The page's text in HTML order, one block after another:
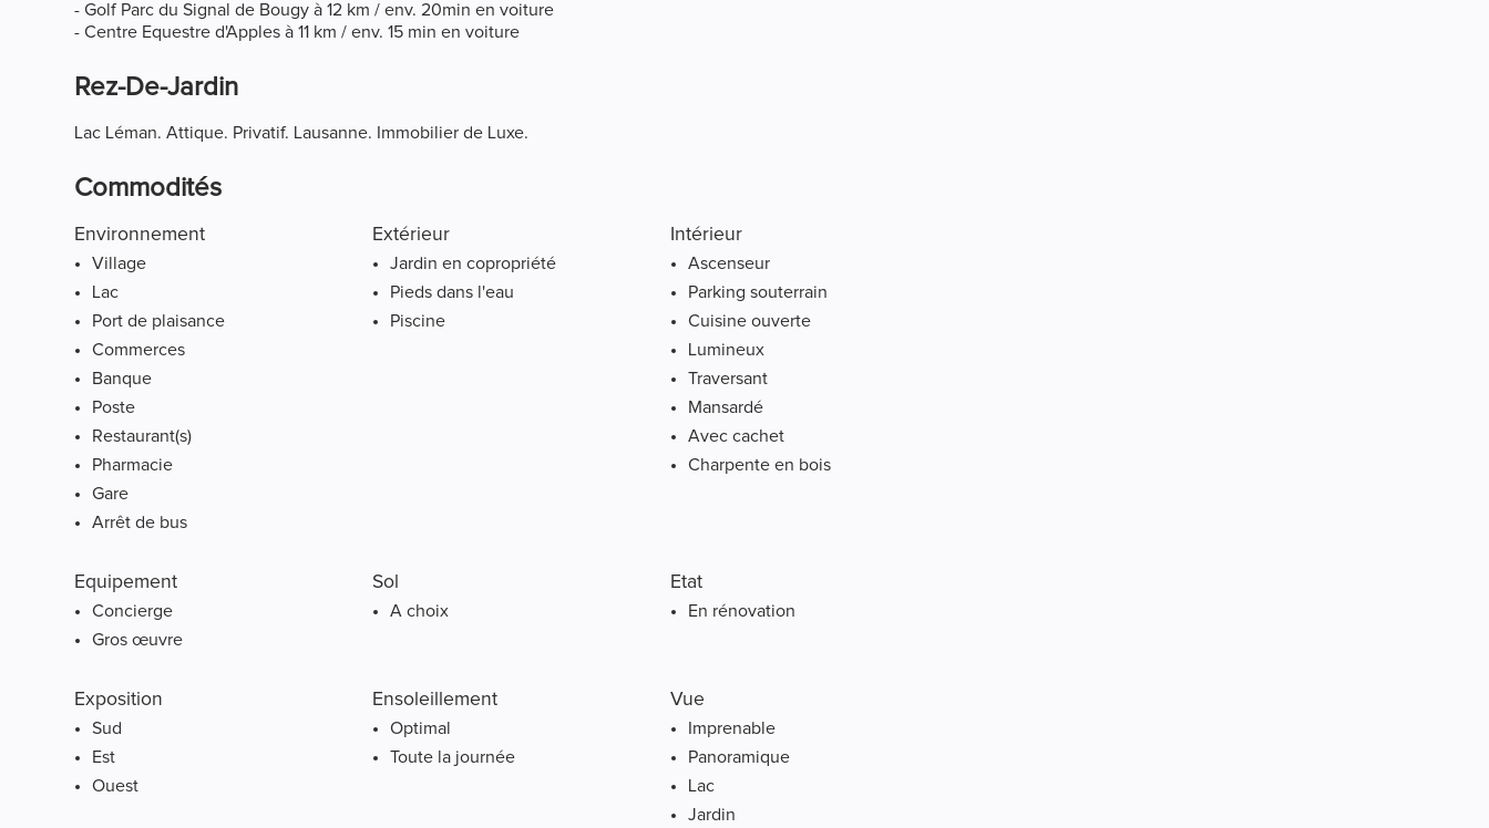
- Golf Parc du Signal de Bougy à 12 km / env. 20min en voiture
- Centre Equestre d'Apples à 11 km / env. 15 min en voiture
Rez-De-Jardin
Lac Léman. Attique. Privatif. Lausanne. Immobilier de Luxe.
Commodités
Environnement
Village
Lac
Port de plaisance
Commerces
Banque
Poste
Restaurant(s)
Pharmacie
Gare
Arrêt de bus
Extérieur
Jardin en copropriété
Pieds dans l'eau
Piscine
Intérieur
Ascenseur
Parking souterrain
Cuisine ouverte
Lumineux
Traversant
Mansardé
Avec cachet
Charpente en bois
Equipement
Concierge
Gros œuvre
Sol
A choix
Etat
En rénovation
Exposition
Sud
Est
Ouest
Ensoleillement
Optimal
Toute la journée
Vue
Imprenable
Panoramique
Lac
Jardin